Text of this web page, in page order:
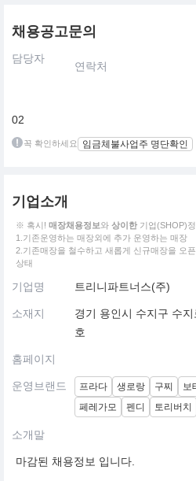
채용공고문의
담당자
연락처
02
꼭 확인하세요 임금체불사업주 명단확인
기업소개
※ 혹시! 매장채용정보와 상이한 기업(SHOP)
1.기존운영하는 매장외에 추가 운영하는 매장
2.기존매장을 철수하고 새롭게 신규매장을 오
상태
기업명 트리니파트너스(주)
소재지
경기 용인시 수지구 수
호
홈페이지
운영브랜드 프라다 생로랑 구찌 보
페레가모
펜디 토리버치
소개말
마감된 채용정보 입니다.